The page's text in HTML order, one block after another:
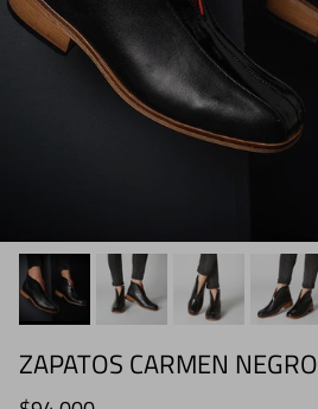
ZAPATOS CARMEN NEGRO